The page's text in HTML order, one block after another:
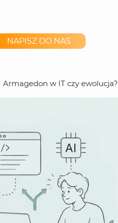
NAPISZ DO NAS
w IT czy ewolucja?